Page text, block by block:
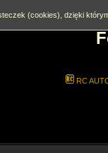
RC
(cookies), dzięki